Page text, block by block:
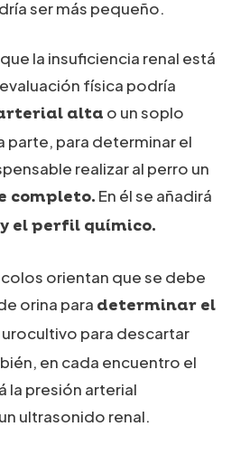
ser más pequeño.
la insuficiencia renal está
física podría
alta o un soplo
parte, para determinar el
realizar al perro un
completo. En él se añadirá
el perfil químico.
orientan que se debe
orina para determinar el
urocultivo para descartar
en cada encuentro el
la presión arterial
ultrasonido renal.